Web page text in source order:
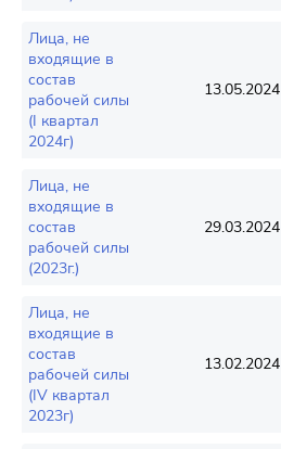
Лица, не
входящие в
состав
рабочей силы
(I квартал
2024г)
13.05.2024
Лица, не
входящие в
состав
рабочей силы
(2023г.)
29.03.2024
Лица, не
входящие в
состав
рабочей силы
(IV квартал
2023г)
13.02.2024